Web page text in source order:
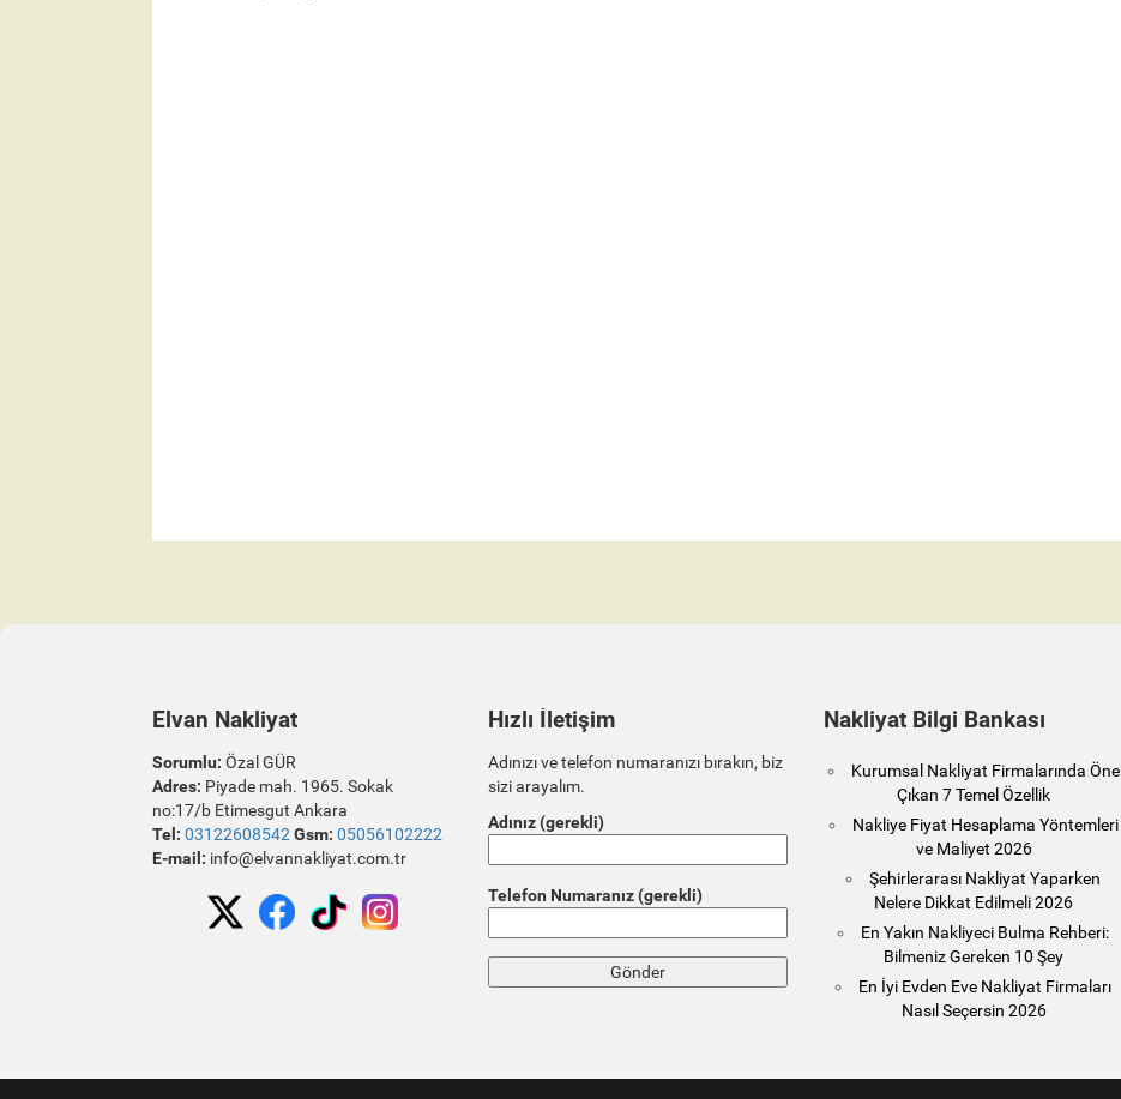
Elvan Nakliyat
Sorumlu: Özal GÜR
Adres: Piyade mah. 1965. Sokak
no:17/b Etimesgut Ankara
Tel: 03122608542 Gsm: 05056102222
E-mail: info@elvannakliyat.com.tr
Hızlı İletişim
Adınızı ve telefon numaranızı bırakın, biz
sizi arayalım.
Adınız (gerekli)
Telefon Numaranız (gerekli)
Nakliyat Bilgi Bankası
Kurumsal Nakliyat Firmalarında Öne
Çıkan 7 Temel Özellik
Nakliye Fiyat Hesaplama Yöntemleri
ve Maliyet 2026
Şehirlerarası Nakliyat Yaparken
Nelere Dikkat Edilmeli 2026
En Yakın Nakliyeci Bulma Rehberi:
Bilmeniz Gereken 10 Şey
En İyi Evden Eve Nakliyat Firmaları
Nasıl Seçersin 2026